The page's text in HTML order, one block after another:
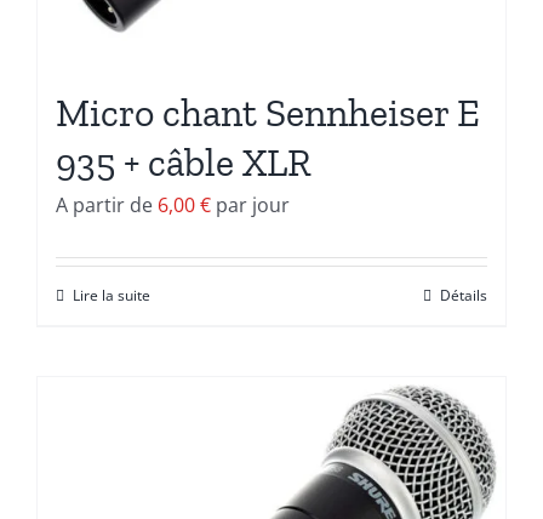
Micro chant Senn­heiser E
935 + câble XLR
A partir de 6,00€ par jour
Lire la suite Détails